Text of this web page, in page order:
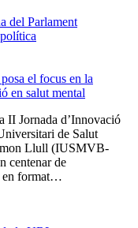
del Parlament
el focus en la
en salut mental
II Jornada d’Innovació
de Salut
Llull (IUSMVB-
centenar de
en format…